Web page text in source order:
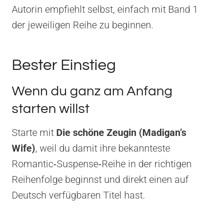
Autorin empfiehlt selbst, einfach mit Band 1
der jeweiligen Reihe zu beginnen.
Bester Einstieg
Wenn du ganz am Anfang
starten willst
Starte mit Die schöne Zeugin (Madigan’s
Wife), weil du damit ihre bekannteste
Romantic‑Suspense‑Reihe in der richtigen
Reihenfolge beginnst und direkt einen auf
Deutsch verfügbaren Titel hast.